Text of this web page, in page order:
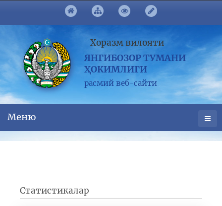
Хоразм вилояти
ЯНГИБОЗОР ТУМАНИ
ҲОКИМЛИГИ
расмий веб-сайти
Меню
Статистикалар